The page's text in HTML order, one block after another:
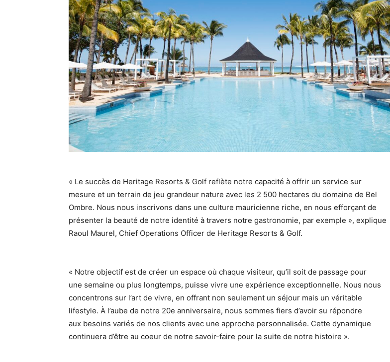
« Le succès de Heritage Resorts & Golf reflète notre capacité à offrir un service sur
mesure et un terrain de jeu grandeur nature avec les 2 500 hectares du domaine de Bel
Ombre. Nous nous inscrivons dans une culture mauricienne riche, en nous efforçant de
présenter la beauté de notre identité à travers notre gastronomie, par exemple », explique
Raoul Maurel, Chief Operations Officer de Heritage Resorts & Golf.
« Notre objectif est de créer un espace où chaque visiteur, qu’il soit de passage pour
une semaine ou plus longtemps, puisse vivre une expérience exceptionnelle. Nous nous
concentrons sur l’art de vivre, en offrant non seulement un séjour mais un véritable
lifestyle. À l’aube de notre 20e anniversaire, nous sommes fiers d’avoir su répondre
aux besoins variés de nos clients avec une approche personnalisée. Cette dynamique
continuera d’être au coeur de notre savoir-faire pour la suite de notre histoire ».